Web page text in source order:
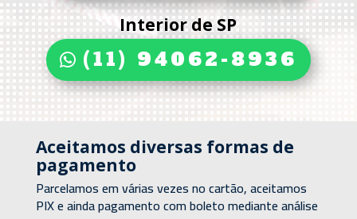
Interior de SP
(11) 94062-8936
Aceitamos diversas formas de
pagamento
Parcelamos em várias vezes no cartão, aceitamos
PIX e ainda pagamento com boleto mediante análise